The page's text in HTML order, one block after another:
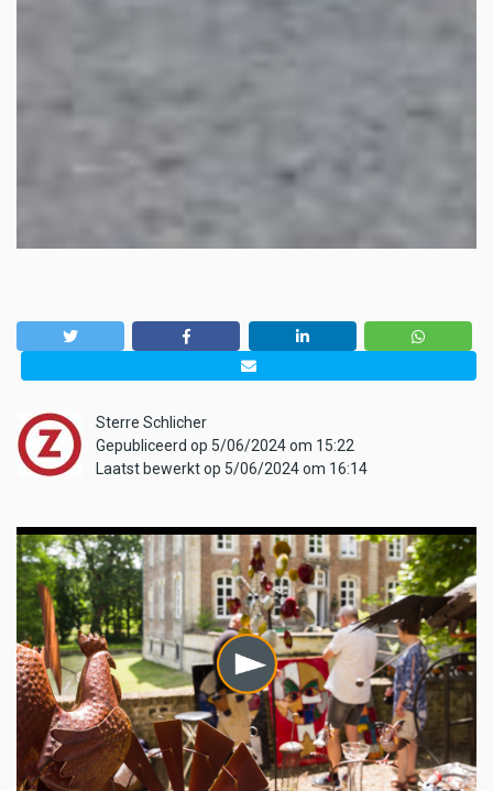
Sterre Schlicher
Gepubliceerd op 5/06/2024 om 15:22
Laatst bewerkt op 5/06/2024 om 16:14